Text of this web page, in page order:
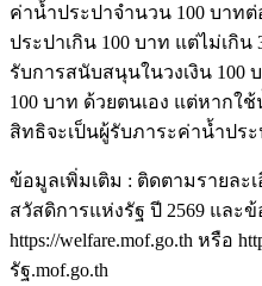
ค่าน้ำประปาจำนวน 100 บาท
ประปาเกิน 100 บาท แต่ไม่เกิ
รับการสนับสนุนในวงเงิน 100
100 บาท ด้วยตนเอง แต่หากใ
สิทธิจะเป็นผู้รับภาระค่าน้ำปร
ข้อมูลเพิ่มเติม : ติดตามรายละ
สวัสดิการแห่งรัฐ ปี 2569 และ
https://welfare.mof.go.th หรือ
รัฐ.mof.go.th